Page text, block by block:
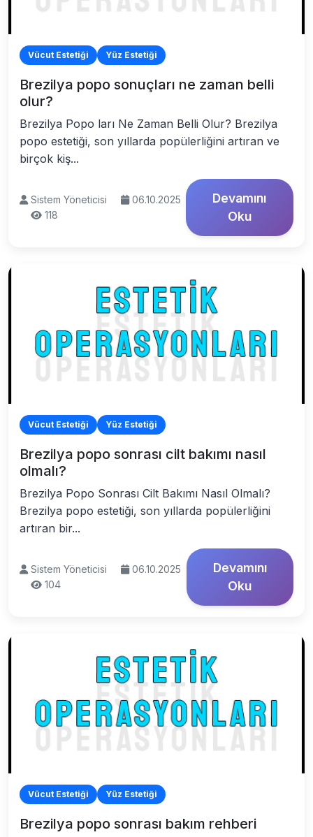
Vücut Estetiği Yüz Estetiği
Brezilya popo sonuçları ne zaman belli
olur?
Brezilya Popo ları Ne Zaman Belli Olur? Brezilya
popo estetiği, son yıllarda popülerliğini artıran ve
birçok kiş...
Sistem Yöneticisi
06.10.2025
118
Devamını
Oku
Vücut Estetiği Yüz Estetiği
Brezilya popo sonrası cilt bakımı nasıl
olmalı?
Brezilya Popo Sonrası Cilt Bakımı Nasıl Olmalı?
Brezilya popo estetiği, son yıllarda popülerliğini
artıran bir...
Sistem Yöneticisi
06.10.2025
104
Devamını
Oku
Vücut Estetiği Yüz Estetiği
Brezilya popo sonrası bakım rehberi